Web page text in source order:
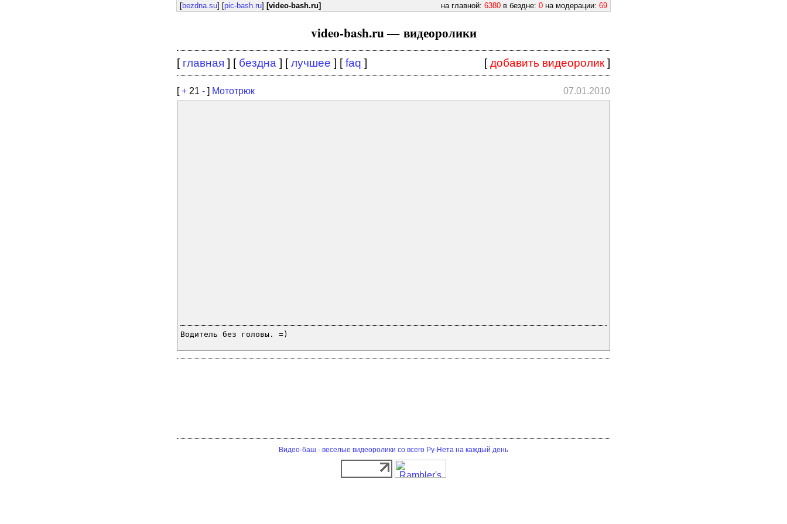
[bezdna.su] [pic-bash.ru] [video-bash.ru] на главной: 6380 в бездне: 0 на модерации: 69
video-bash.ru — видеоролики
[ главная ] [ бездна ] [лучшее ] [faq ] [добавить видеоролик ]
[+ 21 - ] Мототрюк 07.01.2010
Водитель без головы. =)
Видео-баш - веселые видеоролики со всего Ру-Нета на каждый день